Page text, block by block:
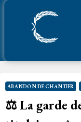
Aller
ABANDON DE CHANTIER
⚖️ La garde